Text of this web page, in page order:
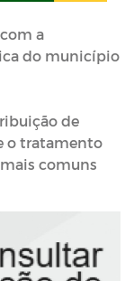
a
do município
de
o tratamento
comuns